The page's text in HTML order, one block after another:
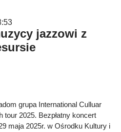
jazzowi z
grupa International Culluar
tour 2025. Bezpłatny koncert
maja 2025r. w Ośrodku Kultury i